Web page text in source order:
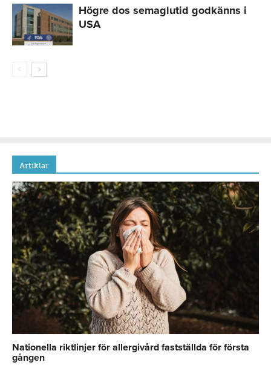
Högre dos semaglutid godkänns i
USA
Artiklar
Nationella riktlinjer för allergivård fastställda för första
gången